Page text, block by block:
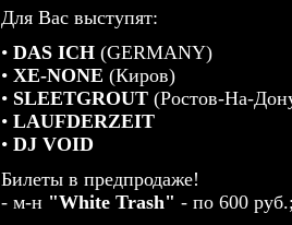
Для Вас выступят:
• DAS ICH(GERMANY)
• XE-NONE (Киров)
• SLEETGROUT(Ростов-На-
• LAUFDERZEIT
• DJ VOID
Билеты в предпродаже!
- м-н "White Trash" - по 600